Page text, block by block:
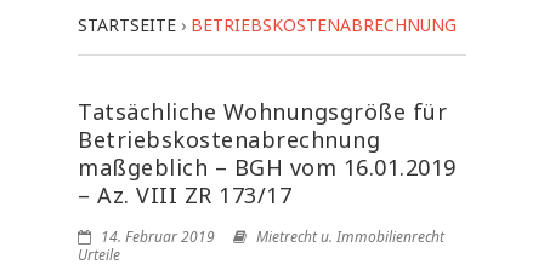
STARTSEITE › BETRIEBSKOSTENABRECHNUNG
Tatsächliche Wohnungsgröße für
Betriebskostenabrechnung
maßgeblich – BGH vom 16.01.2019
– Az. VIII ZR 173/17
14. Februar 2019
Mietrecht u. Immobilienrecht
Urteile